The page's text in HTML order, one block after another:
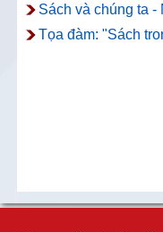
Sách và chúng ta
Tọa đàm: "Sách